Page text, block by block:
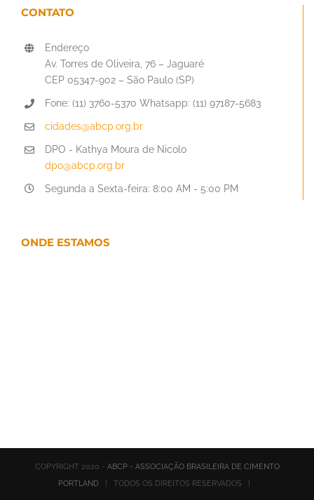
CONTATO
Endereço
Av. Torres de Oliveira, 76 – Jaguaré
CEP 05347-902 – São Paulo (SP)
Fone: (11) 3760-5370 Whatsapp: (11) 97187-5683
cidades@abcp.org.br
DPO - Kathya Moura de Nicolo
dpo@abcp.org.br
Segunda a Sexta-feira: 8:00 AM - 5:00 PM
ONDE ESTAMOS
COPYRIGHT 2020 - ABCP - ASSOCIAÇÃO BRASILEIRA DE CIMENTO
PORTLAND| TODOS OS DIREITOS RESERVADOS |